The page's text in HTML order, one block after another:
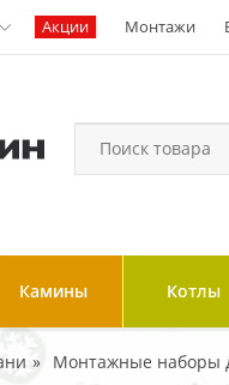
и
Акции Монтажи
Камины Котлы
Монтажные наборы